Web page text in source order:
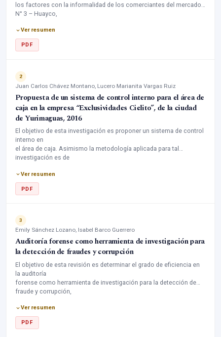
los factores con la informalidad de los comerciantes del mercado
N° 3 – Huayco,
correlacional de
corte transversal, de diseño no experimental. Se concluyó que la
relación de los
aceptable, mejores relaciones afectivas, mayor generación de
confianza social
y mayor comunicación afectiva, menor será la dificultad sectorial.
Ver resumen
PDF
2
Juan Carlos Chávez Montano, Lucero Marianita Vargas Ruiz
Propuesta de un sistema de control interno para el área de
caja en la empresa “Exclusividades Cielito”, de la ciudad
de Yurimaguas, 2016
El objetivo de esta investigación es proponer un sistema de control
interno en
el área de caja. Asimismo la metodología aplicada para tal
investigación es de
sistema
de control interno ayuda a la efectividad y eficiencia de las
operaciones diarias,
Ver resumen
PDF
3
Emily Sánchez Lozano, Isabel Barco Guerrero
Auditoría forense como herramienta de investigación para
la detección de fraudes y corrupción
El objetivo de esta revisión es determinar el grado de eficiencia en
la auditoría
forense como herramienta de investigación para la detección de
fraude y corrupción,
más
organizadas encaminadas a los delitos económicos y financieros
es así como
Ver resumen
PDF